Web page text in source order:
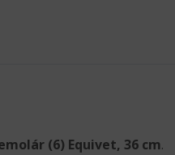
(6) Equivet, 36 cm.